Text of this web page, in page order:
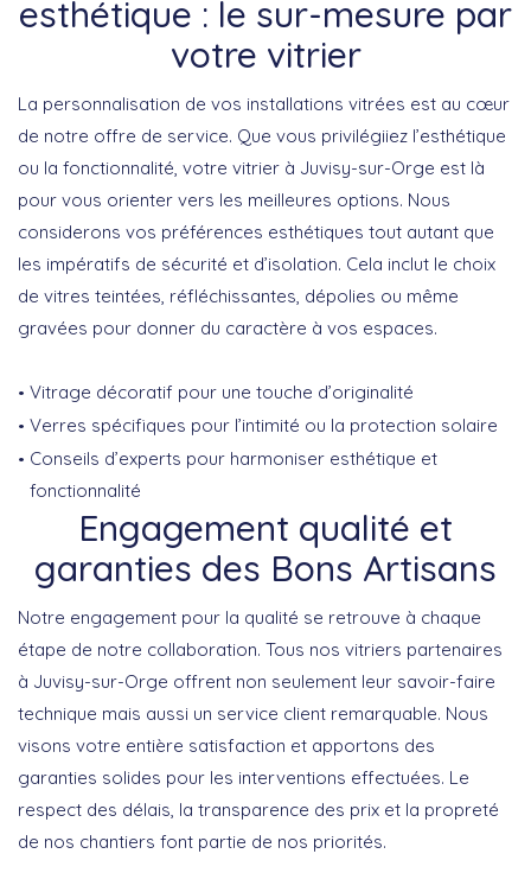
esthétique : le sur-mesure par
votre vitrier
La personnalisation de vos installations vitrées est au cœur
de notre offre de service. Que vous privilégiiez l’esthétique
ou la fonctionnalité, votre vitrier à Juvisy-sur-Orge est là
pour vous orienter vers les meilleures options. Nous
considerons vos préférences esthétiques tout autant que
les impératifs de sécurité et d’isolation. Cela inclut le choix
de vitres teintées, réfléchissantes, dépolies ou même
gravées pour donner du caractère à vos espaces.
Vitrage décoratif pour une touche d’originalité
Verres spécifiques pour l’intimité ou la protection solaire
Conseils d’experts pour harmoniser esthétique et
fonctionnalité
Engagement qualité et
garanties des Bons Artisans
Notre engagement pour la qualité se retrouve à chaque
étape de notre collaboration. Tous nos vitriers partenaires
à Juvisy-sur-Orge offrent non seulement leur savoir-faire
technique mais aussi un service client remarquable. Nous
visons votre entière satisfaction et apportons des
garanties solides pour les interventions effectuées. Le
respect des délais, la transparence des prix et la propreté
de nos chantiers font partie de nos priorités.